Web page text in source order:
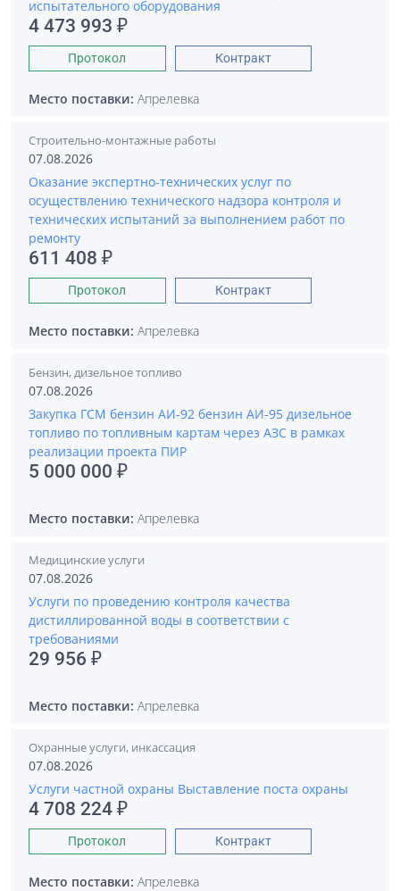
испытательного оборудования
4 473 993 ₽
Протокол Контракт
Место поставки: Апрелевка
Строительно-монтажные работы
07.08.2026
Оказание экспертно-технических услуг по
осуществлению технического надзора контроля и
технических испытаний за выполнением работ по
ремонту
611 408 ₽
Протокол Контракт
Место поставки: Апрелевка
Бензин, дизельное топливо
07.08.2026
Закупка ГСМ бензин АИ-92 бензин АИ-95 дизельное
топливо по топливным картам через АЗС в рамках
реализации проекта ПИР
5 000 000 ₽
Место поставки: Апрелевка
Медицинские услуги
07.08.2026
Услуги по проведению контроля качества
дистиллированной воды в соответствии с
требованиями
29 956 ₽
Место поставки: Апрелевка
Охранные услуги, инкассация
07.08.2026
Услуги частной охраны Выставление поста охраны
4 708 224 ₽
Протокол Контракт
Место поставки: Апрелевка